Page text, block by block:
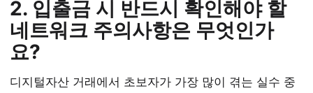
2. 입출금 시 반드시 확인해야 할
네트워크 주의사항은 무엇인가
요?
디지털자산 거래에서 초보자가 가장 많이 겪는 실수 중